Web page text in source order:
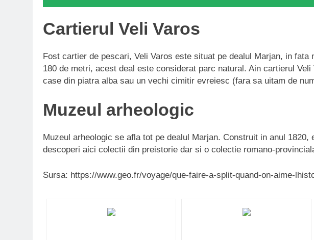
Cartierul Veli Varos
Fost cartier de pescari, Veli Varos este situat pe dealul Marjan, in
180 de metri, acest deal este considerat parc natural. Ain cartierul
case din piatra alba sau un vechi cimitir evreiesc (fara sa uitam de
Muzeul arheologic
Muzeul arheologic se afla tot pe dealul Marjan. Construit in anul 1820,
descoperi aici colectii din preistorie dar si o colectie romano-
Sursa: https://www.geo.fr/voyage/que-faire-a-split-quand-on-aime-